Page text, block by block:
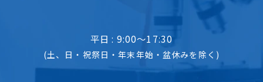
平日 : 9:00～17:30
(土、日・祝祭日・年末年始・盆休みを除く)